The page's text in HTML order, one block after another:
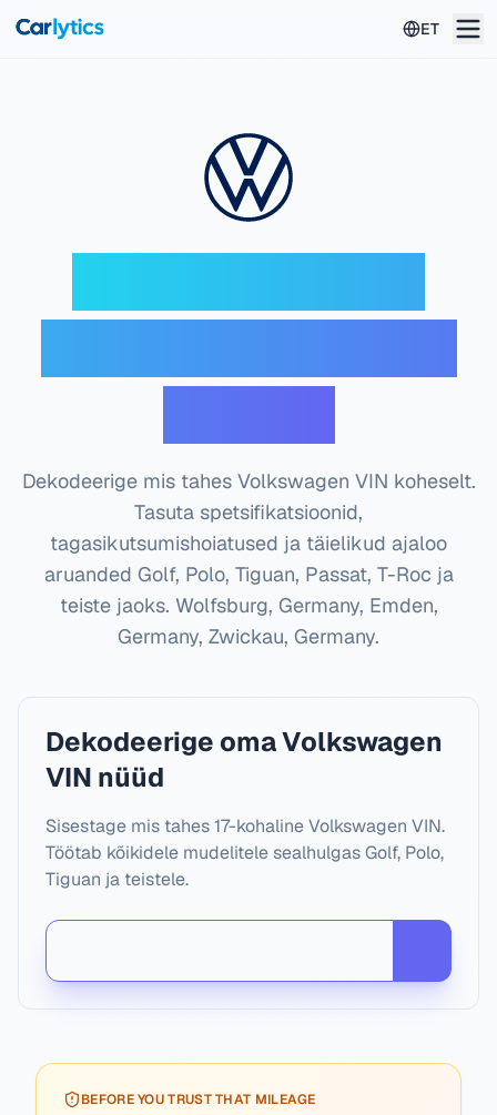
ET
Dekodeerige mis tahes Volkswagen VIN koheselt.
Tasuta spetsifikatsioonid,
tagasikutsumishoiatused ja täielikud ajaloo
aruanded Golf, Polo, Tiguan, Passat, T-Roc ja
teiste jaoks. Wolfsburg, Germany, Emden,
Germany, Zwickau, Germany.
Dekodeerige oma Volkswagen
VIN nüüd
Sisestage mis tahes 17-kohaline Volkswagen VIN.
Töötab kõikidele mudelitele sealhulgas Golf, Polo,
Tiguan ja teistele.
BEFORE YOU TRUST THAT MILEAGE